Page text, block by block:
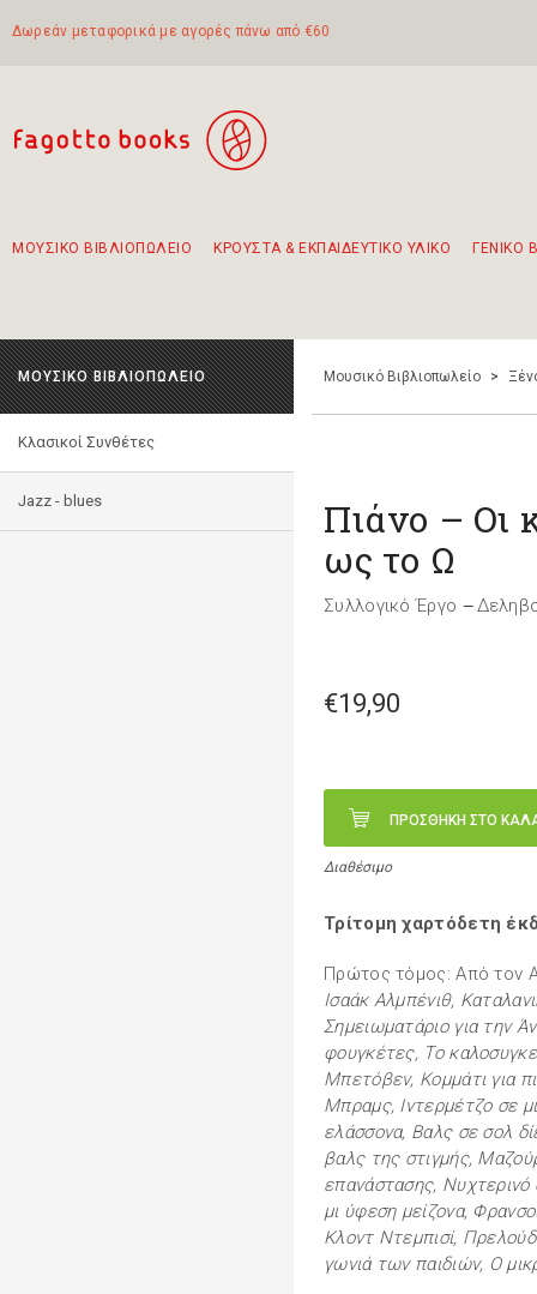
Δωρεάν μεταφορικά με αγορές πάνω από €60
ΜΟΥΣΙΚΟ ΒΙΒΛΙΟΠΩΛΕΙΟ ΚΡΟΥΣΤΑ & ΕΚΠΑΙΔΕΥΤΙΚΟ ΥΛΙΚΟ ΓΕΝΙΚΟ
ΜΟΥΣΙΚΟ ΒΙΒΛΙΟΠΩΛΕΙΟ
Κλασικοί Συνθέτες
Jazz - blues
Μουσικό Βιβλιοπωλείο >
Πιάνο – Οι
ως το Ω
Συλλογικό Έργο —
€19,90
ΠΡΟΣΘΗΚΗ ΣΤΟ
Διαθέσιμο
Τρίτομη χαρτόδετη
Πρώτος τόμος: Από τον
Ισαάκ Αλμπένιθ,
Σημειωματάριο για την
φουγκέτες, Το
Μπετόβεν, Κομμάτι για
Μπραμς, Ιντερμέτζο σε
ελάσσονα, Βαλς σε σολ
βαλς της στιγμής,
επανάστασης,
μι ύφεση μείζονα,
Κλοντ Ντεμπισί,
γωνιά των παιδιών, Ο